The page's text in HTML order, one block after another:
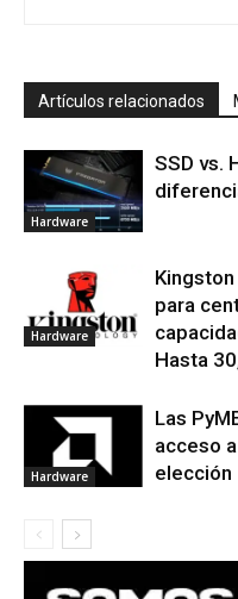
Artículos relacionados
Hardware
SSD vs.
Hardware
para
Hasta
Hardware
Las
acceso
elección